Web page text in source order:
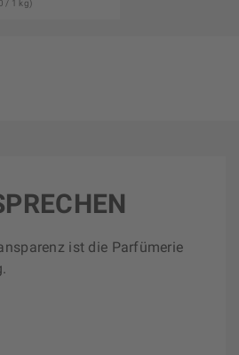
/ 1 kg)
ist die Parfümerie